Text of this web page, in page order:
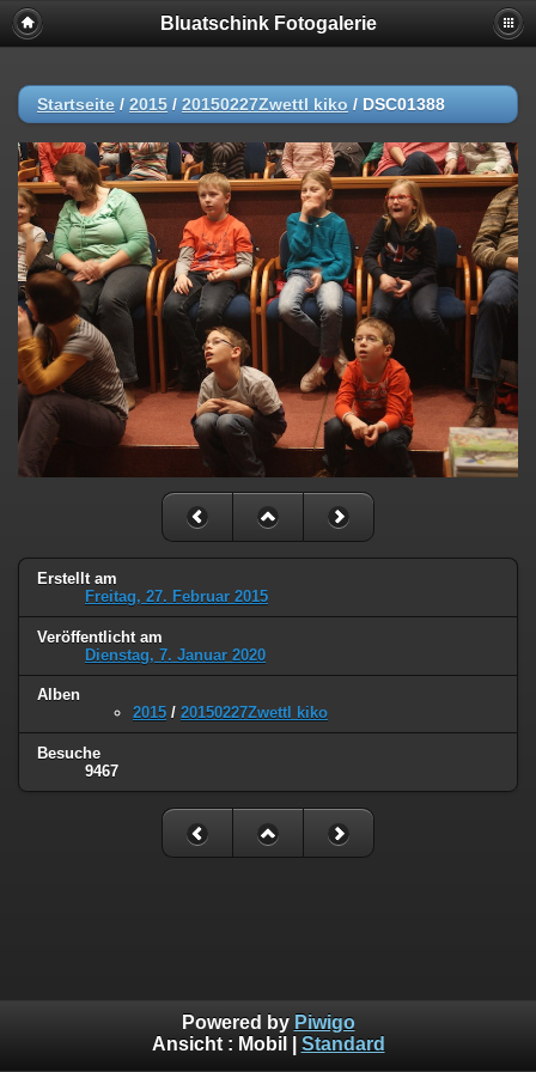
Bluatschink Fotogalerie
Startseite / 2015 / 20150227Zwettl kiko / DSC01388
Erstellt am
Freitag, 27. Februar 2015
Veröffentlicht am
Dienstag, 7. Januar 2020
Alben
2015 / 20150227Zwettl kiko
Besuche
9467
Powered by Piwigo
Ansicht : Mobil Standard